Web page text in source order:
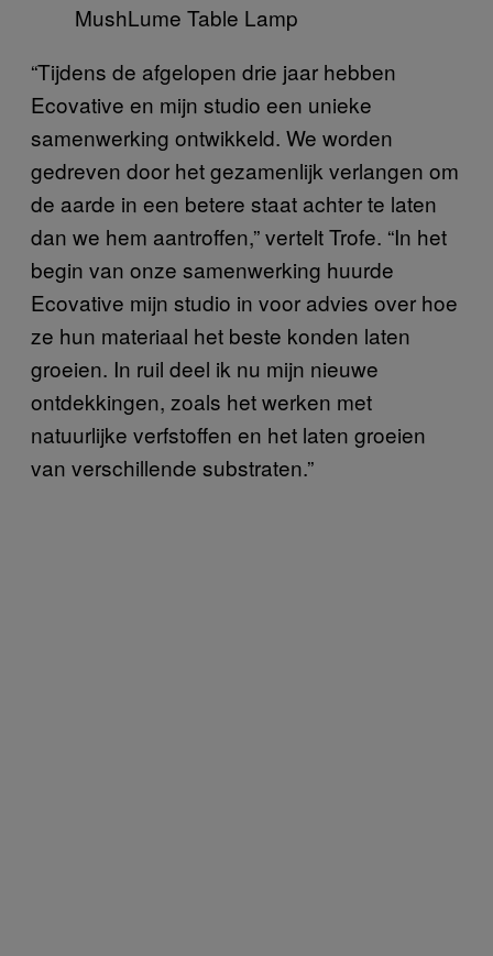
MushLume Table Lamp
“Tijdens de afgelopen drie jaar hebben
Ecovative en mijn studio een unieke
samenwerking ontwikkeld. We worden
gedreven door het gezamenlijk verlangen om
de aarde in een betere staat achter te laten
dan we hem aantroffen,” vertelt Trofe. “In het
begin van onze samenwerking huurde
Ecovative mijn studio in voor advies over hoe
ze hun materiaal het beste konden laten
groeien. In ruil deel ik nu mijn nieuwe
ontdekkingen, zoals het werken met
natuurlijke verfstoffen en het laten groeien
van verschillende substraten.”